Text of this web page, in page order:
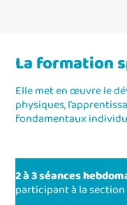
La formation
Elle met en œuvre le
physiques,
fondamentaux
2 à 3 séances
participant à la